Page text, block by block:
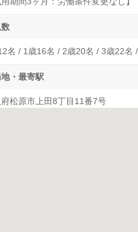
数
名 / 1歳16名 / 2歳20名 / 3歳22名
・最寄駅
府松原市上田8丁目11番7号